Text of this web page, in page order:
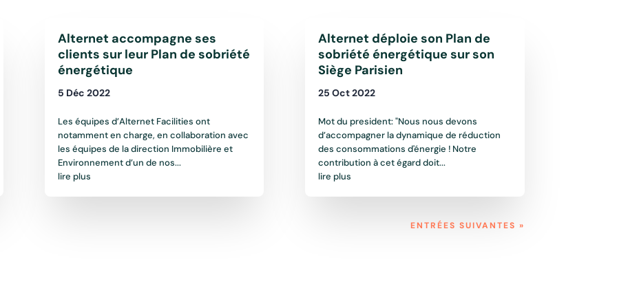
Alternet accompagne ses
clients sur leur Plan de sobriété
énergétique
5 Déc 2022
Les équipes d’Alternet Facilities ont
notamment en charge, en collaboration avec
les équipes de la direction Immobilière et
Environnement d’un de nos...
lire plus
Alternet déploie son Plan de
sobriété énergétique sur son
Siège Parisien
25 Oct 2022
Mot du president: "Nous nous devons
d’accompagner la dynamique de réduction
des consommations d'énergie ! Notre
contribution à cet égard doit...
lire plus
ENTRÉES SUIVANTES »